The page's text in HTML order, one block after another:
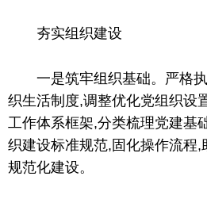
夯实组织建设
一是筑牢组织基础。严格
织生活制度,调整优化党组织设
工作体系框架,分类梳理党建基
织建设标准规范,固化操作流程
规范化建设。